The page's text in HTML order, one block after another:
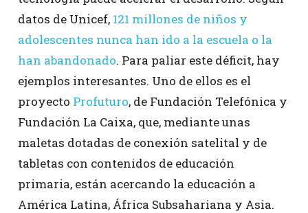
datos de Unicef, 121 millones de niños y
adolescentes nunca han ido a la escuela o la
han abandonado. Para paliar este déficit, hay
ejemplos interesantes. Uno de ellos es el
proyecto Profuturo, de Fundación Telefónica y
Fundación La Caixa, que, mediante unas
maletas dotadas de conexión satelital y de
tabletas con contenidos de educación
primaria, están acercando la educación a
América Latina, África Subsahariana y Asia.